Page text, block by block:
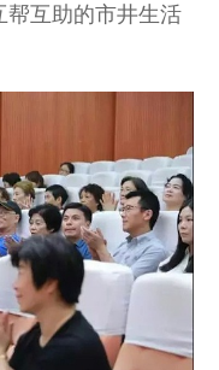
帮互助的市井生活